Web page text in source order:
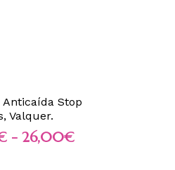
Stop
Valquer.
- 26,00€